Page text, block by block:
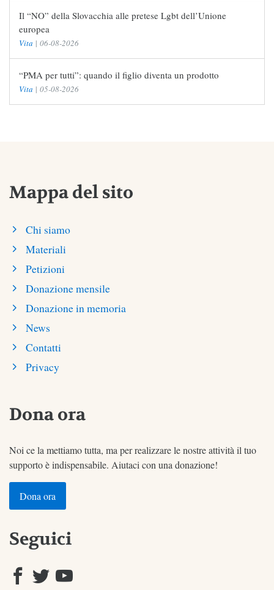
Il “NO” della Slovacchia alle pretese Lgbt dell’Unione
europea
Vita | 06-08-2026
“PMA per tutti”: quando il figlio diventa un prodotto
Vita | 05-08-2026
Mappa del sito
Chi siamo
Materiali
Petizioni
Donazione mensile
Donazione in memoria
News
Contatti
Privacy
Dona ora
Noi ce la mettiamo tutta, ma per realizzare le nostre attività il tuo
supporto è indispensabile. Aiutaci con una donazione!
Dona ora
Seguici